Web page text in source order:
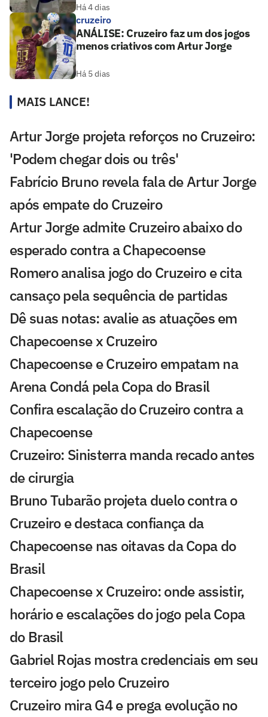
Há 4 dias
cruzeiro
ANÁLISE: Cruzeiro faz um dos jogos
menos criativos com Artur Jorge
Há 5 dias
MAIS LANCE!
Artur Jorge projeta reforços no Cruzeiro:
'Podem chegar dois ou três'
Fabrício Bruno revela fala de Artur Jorge
após empate do Cruzeiro
Artur Jorge admite Cruzeiro abaixo do
esperado contra a Chapecoense
Romero analisa jogo do Cruzeiro e cita
cansaço pela sequência de partidas
Dê suas notas: avalie as atuações em
Chapecoense x Cruzeiro
Chapecoense e Cruzeiro empatam na
Arena Condá pela Copa do Brasil
Confira escalação do Cruzeiro contra a
Chapecoense
Cruzeiro: Sinisterra manda recado antes
de cirurgia
Bruno Tubarão projeta duelo contra o
Cruzeiro e destaca confiança da
Chapecoense nas oitavas da Copa do
Brasil
Chapecoense x Cruzeiro: onde assistir,
horário e escalações do jogo pela Copa
do Brasil
Gabriel Rojas mostra credenciais em seu
terceiro jogo pelo Cruzeiro
Cruzeiro mira G4 e prega evolução no